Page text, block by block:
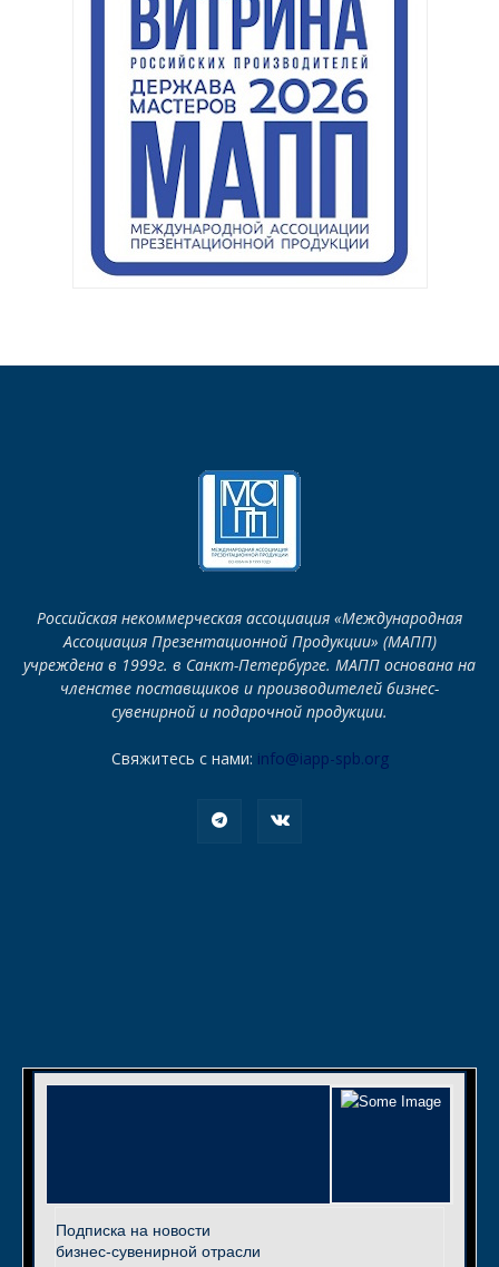
Российская некоммерческая ассоциация «Международная
Ассоциация Презентационной Продукции» (МАПП)
учреждена в 1999г. в Санкт-Петербурге. МАПП основана на
членстве поставщиков и производителей бизнес-
сувенирной и подарочной продукции.
Свяжитесь с нами: info@iapp-spb.org
Подписка на новости
бизнес-сувенирной отрасли